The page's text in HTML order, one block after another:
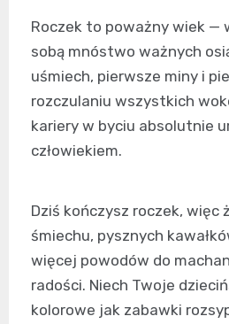
Roczek to poważny wiek —
sobą mnóstwo ważnych
uśmiech, pierwsze miny i
rozczulaniu wszystkich
kariery w byciu absolutnie
człowiekiem.
Dziś kończysz roczek, więc
śmiechu, pysznych
więcej powodów do
radości. Niech Twoje
kolorowe jak zabawki